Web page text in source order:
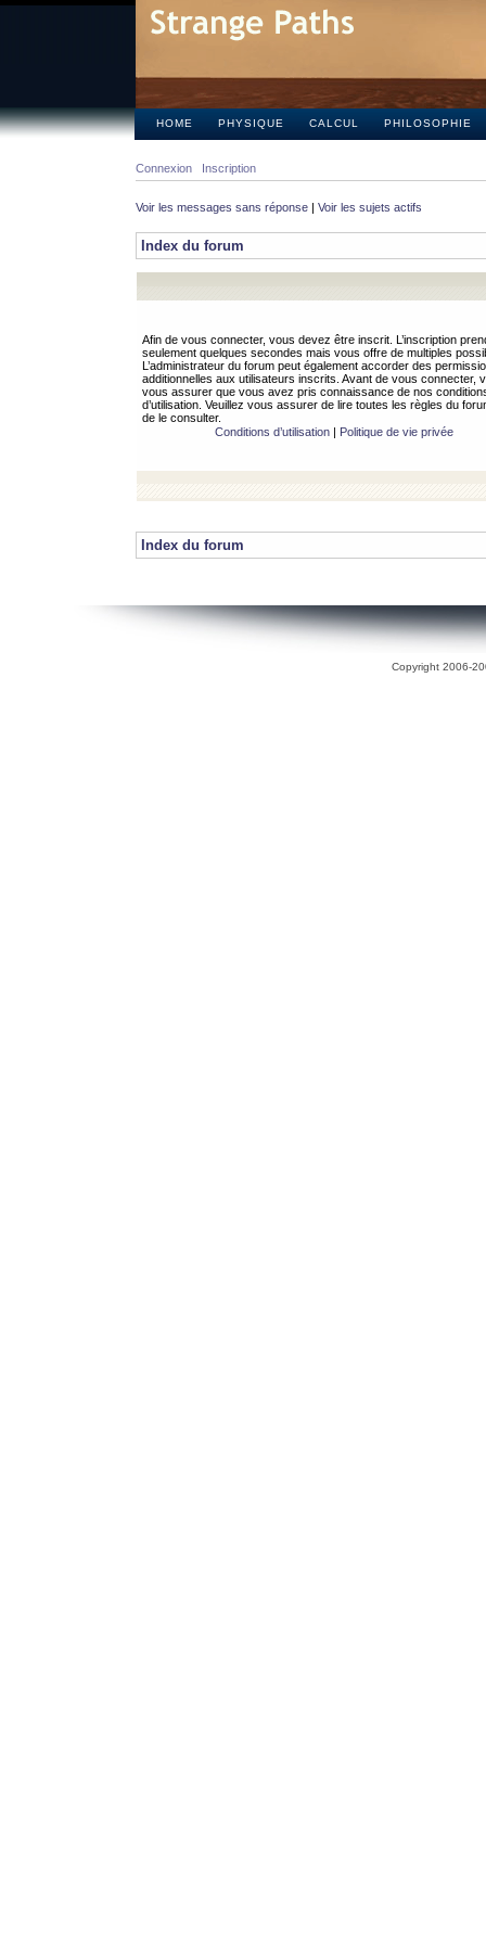
HOME PHYSIQUE CALCUL PHILOSOPHIE
Connexion Inscription
Voir les messages sans réponse | Voir les sujets actifs
Index du forum
Afin de vous connecter, vous devez être inscrit. L’inscription
seulement quelques secondes mais vous offre de multiples
L’administrateur du forum peut également accorder des
additionnelles aux utilisateurs inscrits. Avant de vous connecter,
vous assurer que vous avez pris connaissance de nos
d’utilisation. Veuillez vous assurer de lire toutes les règles du
de le consulter.
Conditions d’utilisation| Politique de vie privée
Index du forum
Copyright 2006-